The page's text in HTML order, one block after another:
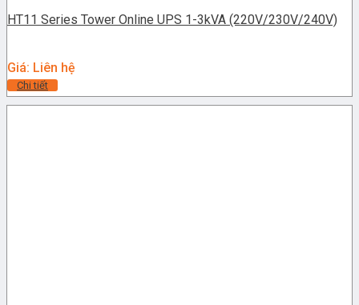
HT11 Series Tower Online UPS 1-3kVA (220V/230V/240V)
Giá: Liên hệ
Chi tiết